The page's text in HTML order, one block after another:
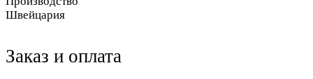
Швейцария
Заказ и оплата